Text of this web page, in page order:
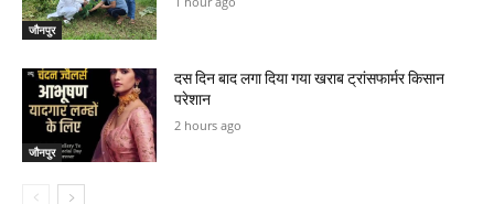
जौनपुर
जौनपुर
दस दिन बाद लगा दिया गया खराब ट्रांसफार्मर किसान
परेशान
2 hours ago